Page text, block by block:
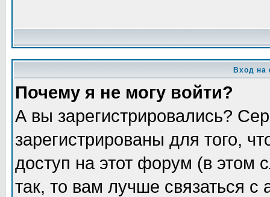
Вход на
Почему я не могу войти?
А вы зарегистрировались?
зарегистрированы для того,
доступ на этот форум (в этом
так, то вам лучше связаться